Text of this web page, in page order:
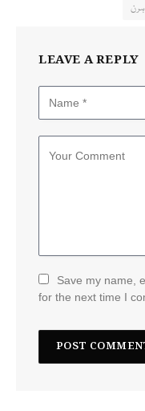
ہرن
LEAVE A REPLY
Save my name,
for the next time I